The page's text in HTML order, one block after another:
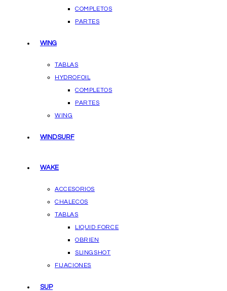
COMPLETOS
PARTES
WING
TABLAS
HYDROFOIL
COMPLETOS
PARTES
WING
WINDSURF
WAKE
ACCESORIOS
CHALECOS
TABLAS
LIQUID FORCE
OBRIEN
SLINGSHOT
FIJACIONES
SUP